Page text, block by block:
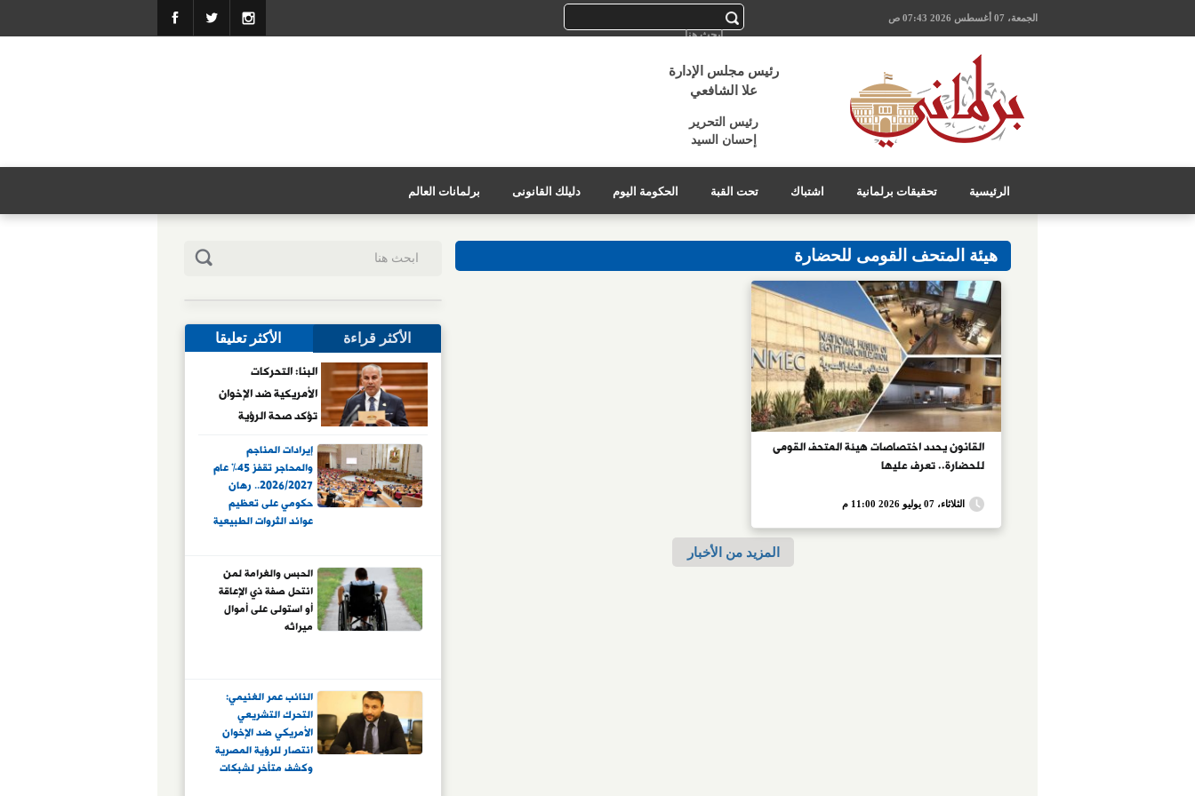
الجمعة، 07 أغسطس 2026 07:43 ص
رئيس مجلس الإدارة
علا الشافعي
رئيس التحرير
إحسان السيد
الرئيسية تحقيقات برلمانية اشتباك تحت القبة الحكومة اليوم دليلك القانونى برلمانات العالم
هيئة المتحف القومى للحضارة
القانون يحدد اختصاصات هيئة المتحف القومى
للحضارة.. تعرف عليها
الثلاثاء، 07 يوليو 2026 11:00 م
المزيد من الأخبار
الأكثر قراءة الأكثر تعليقا
البنا: التحركات
الأمريكية ضد الإخوان
تؤكد صحة الرؤية
إيرادات المناجم
والمحاجر تقفز 45% عام
2026/2027.. رهان
حكومي على تعظيم
عوائد الثروات الطبيعية
الحبس والغرامة لمن
انتحل صفة ذي الإعاقة
أو استولى على أموال
ميراثه
النائب عمر الغنيمي:
التحرك التشريعي
الأمريكي ضد الإخوان
انتصار للرؤية المصرية
وكشف متأخر لشبكات